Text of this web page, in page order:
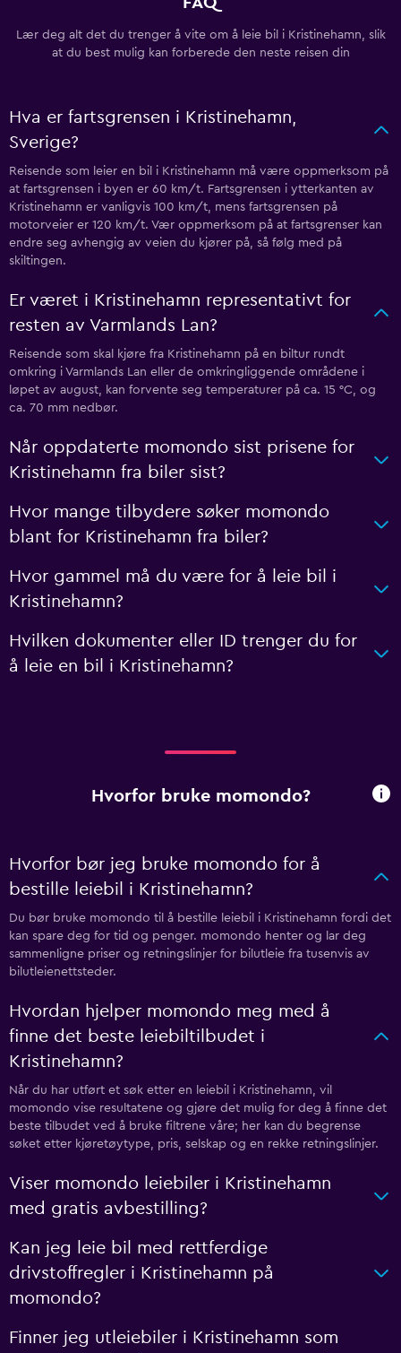
Lær deg alt det du trenger å vite om å leie bil i Kristinehamn, slik
at du best mulig kan forberede den neste reisen din
Hva er fartsgrensen i Kristinehamn,
Sverige?
Reisende som leier en bil i Kristinehamn må være oppmerksom på
at fartsgrensen i byen er 60 km/t. Fartsgrensen i ytterkanten av
Kristinehamn er vanligvis 100 km/t, mens fartsgrensen på
motorveier er 120 km/t. Vær oppmerksom på at fartsgrenser kan
endre seg avhengig av veien du kjører på, så følg med på
skiltingen.
Er været i Kristinehamn representativt for
resten av Varmlands Lan?
Reisende som skal kjøre fra Kristinehamn på en biltur rundt
omkring i Varmlands Lan eller de omkringliggende områdene i
løpet av august, kan forvente seg temperaturer på ca. 15 °C, og
ca. 70 mm nedbør.
Når oppdaterte momondo sist prisene for
Kristinehamn fra biler sist?
Hvor mange tilbydere søker momondo
blant for Kristinehamn fra biler?
Hvor gammel må du være for å leie bil i
Kristinehamn?
Hvilken dokumenter eller ID trenger du for
å leie en bil i Kristinehamn?
Hvorfor bruke momondo?
Hvorfor bør jeg bruke momondo for å
bestille leiebil i Kristinehamn?
Du bør bruke momondo til å bestille leiebil i Kristinehamn fordi det
kan spare deg for tid og penger. momondo henter og lar deg
sammenligne priser og retningslinjer for bilutleie fra tusenvis av
bilutleienettsteder.
Hvordan hjelper momondo meg med å
finne det beste leiebiltilbudet i
Kristinehamn?
Når du har utført et søk etter en leiebil i Kristinehamn, vil
momondo vise resultatene og gjøre det mulig for deg å finne det
beste tilbudet ved å bruke filtrene våre; her kan du begrense
søket etter kjøretøytype, pris, selskap og en rekke retningslinjer.
Viser momondo leiebiler i Kristinehamn
med gratis avbestilling?
Kan jeg leie bil med rettferdige
drivstoffregler i Kristinehamn på
momondo?
Finner jeg utleiebiler i Kristinehamn som